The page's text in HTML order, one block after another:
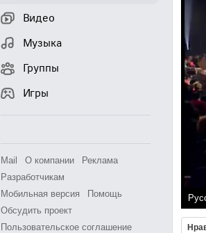
Видео
Музыка
Группы
Игры
Mail О компании
Реклама
Разработчикам
Мобильная версия
Помощь
Обсудить проект
Пользовательское соглашение